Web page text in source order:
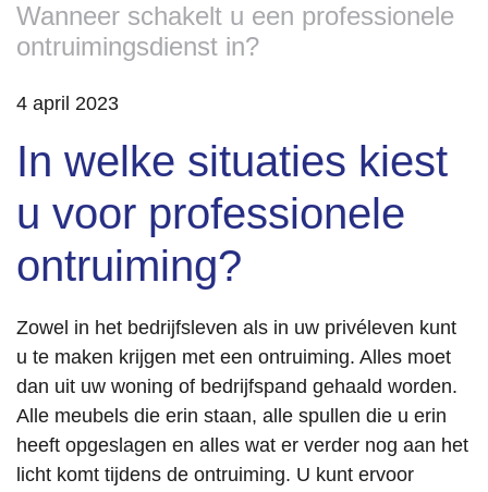
Wanneer schakelt u een professionele
ontruimingsdienst in?
4 april 2023
In welke situaties kiest
u voor professionele
ontruiming?
Zowel in het bedrijfsleven als in uw privéleven kunt
u te maken krijgen met een ontruiming. Alles moet
dan uit uw woning of bedrijfspand gehaald worden.
Alle meubels die erin staan, alle spullen die u erin
heeft opgeslagen en alles wat er verder nog aan het
licht komt tijdens de ontruiming. U kunt ervoor